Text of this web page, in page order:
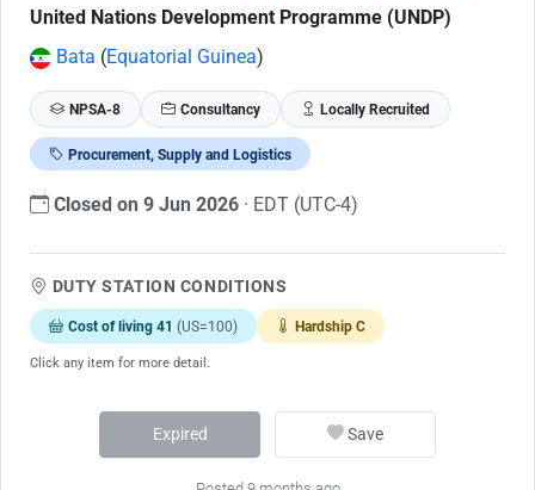
United Nations Development Programme (UNDP)
Bata (Equatorial Guinea)
NPSA-8 Consultancy Locally Recruited
Procurement, Supply and Logistics
Closed on 9 Jun 2026 · EDT (UTC-4)
DUTY STATION CONDITIONS
Cost of living 41 (US=100) Hardship C
Click any item for more detail.
Expired Save